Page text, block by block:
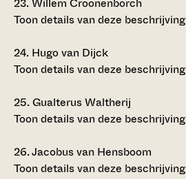
Toon details van deze beschrijving
24. Hugo van Dijck
Toon details van deze beschrijving
25.Gualterus Waltherij
Toon details van deze beschrijving
26.Jacobus van Hensboom
Toon details van deze beschrijving